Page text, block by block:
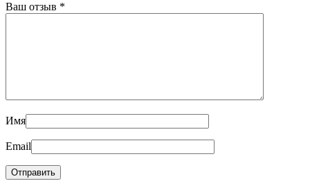
Ваш отзыв *
Имя
Email